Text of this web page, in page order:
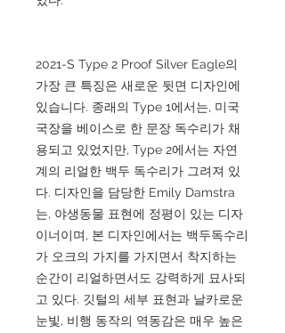
2021-S Type 2 Proof Silver Eagle의
가장 큰 특징은 새로운 뒷면 디자인에
있습니다. 종래의 Type 1에서는, 미국
국장을 베이스로 한 문장 독수리가 채
용되고 있었지만, Type 2에서는 자연
계의 리얼한 백두 독수리가 그려져 있
다. 디자인을 담당한 Emily Damstra
는, 야생동물 표현에 정평이 있는 디자
이너이며, 본 디자인에서는 백두독수리
가 오크의 가지를 가지면서 착지하는
순간이 리얼하면서도 강력하게 묘사되
고 있다. 깃털의 세부 표현과 날카로운
눈빛, 비행 동작의 역동감은 매우 높은